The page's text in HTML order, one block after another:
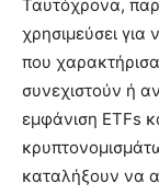
Ταυτόχρονα,
χρησιμεύσει για
που
συνεχιστούν ή
εμφάνιση ETFs
καταλήξουν να